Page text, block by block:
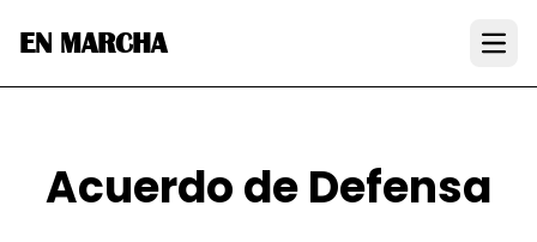
EN MARCHA
Acuerdo de Defensa